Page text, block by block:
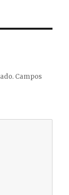
Campos